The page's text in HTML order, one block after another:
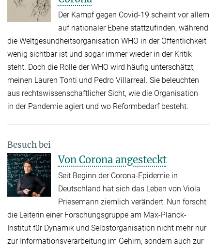
Der Kampf gegen Covid-19 scheint vor allem
auf nationaler Ebene stattzufinden, während
die Weltgesundheitsorganisation WHO in der Öffentlichkeit
wenig sichtbar ist und sogar immer wieder in der Kritik
steht. Doch die Rolle der WHO wird häufig unterschätzt,
meinen Lauren Tonti und Pedro Villarreal. Sie beleuchten
aus rechtswissenschaftlicher Sicht, wie die Organisation
in der Pandemie agiert und wo Reformbedarf besteht.
Besuch bei
Von Corona angesteckt
Seit Beginn der Corona-Epidemie in
Deutschland hat sich das Leben von Viola
Priesemann ziemlich verändert: Nun forscht
die Leiterin einer Forschungsgruppe am Max-Planck-
Institut für Dynamik und Selbstorganisation nicht mehr nur
zur Informationsverarbeitung im Gehirn, sondern auch zur